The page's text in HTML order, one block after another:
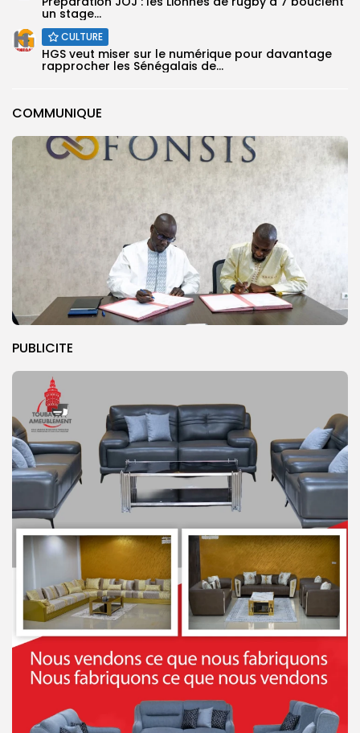
COMMUNIQUE
PUBLICITE
un stage...
CULTURE
HGS veut miser sur le numérique pour davantage
rapprocher les Sénégalais de...